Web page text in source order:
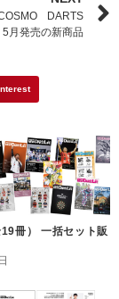
DARTS
5月発売の新商品
冊） 一括セット販